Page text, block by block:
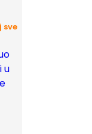
sve